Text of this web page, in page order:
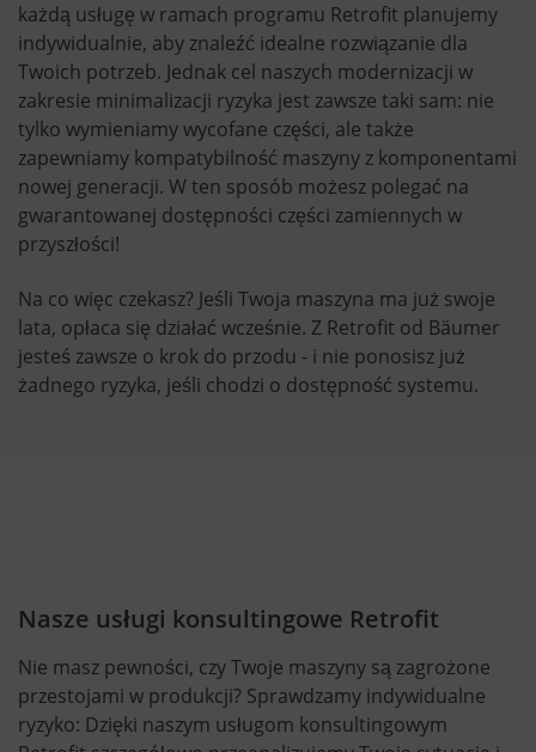
każdą usługę w ramach programu Retrofit planujemy
indywidualnie, aby znaleźć idealne rozwiązanie dla
Twoich potrzeb. Jednak cel naszych modernizacji w
zakresie minimalizacji ryzyka jest zawsze taki sam: nie
tylko wymieniamy wycofane części, ale także
zapewniamy kompatybilność maszyny z komponentami
nowej generacji. W ten sposób możesz polegać na
gwarantowanej dostępności części zamiennych w
przyszłości!
Na co więc czekasz? Jeśli Twoja maszyna ma już swoje
lata, opłaca się działać wcześnie. Z Retrofit od Bäumer
jesteś zawsze o krok do przodu - i nie ponosisz już
żadnego ryzyka, jeśli chodzi o dostępność systemu.
Nasze usługi konsultingowe Retrofit
Nie masz pewności, czy Twoje maszyny są zagrożone
przestojami w produkcji? Sprawdzamy indywidualne
ryzyko: Dzięki naszym usługom konsultingowym